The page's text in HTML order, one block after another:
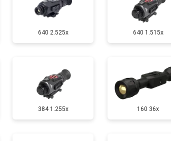
640 2.525x 640 1.515x
384 1.255х 160 36x